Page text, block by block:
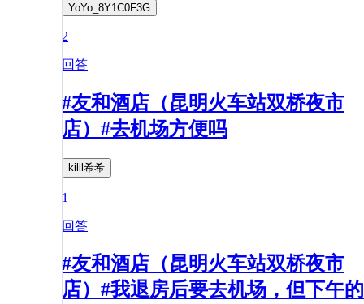
YoYo_8Y1C0F3G
2
回答
#友和酒店（昆明火车站双桥夜市
店）#去机场方便吗
kilil希希
1
回答
#友和酒店（昆明火车站双桥夜市
店）#我退房后要去机场，但下午的